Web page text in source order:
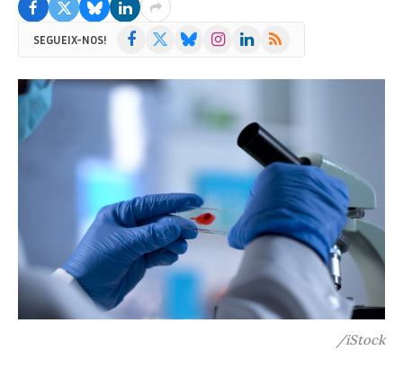
SEGUEIX-NOS! Facebook BlueskyInstagramLinkedIn
RSS
/iStock